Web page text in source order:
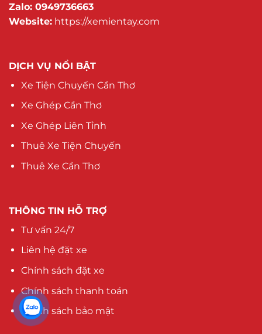
Zalo: 0949736663
Website: https://xemientay.com
DỊCH VỤ NỔI BẬT
Xe Tiện Chuyến Cần Thơ
Xe Ghép Cần Thơ
Xe Ghép Liên Tỉnh
Thuê Xe Tiện Chuyến
Thuê Xe Cần Thơ
THÔNG TIN HỖ TRỢ
Tư vấn 24/7
Liên hệ đặt xe
Chính sách đặt xe
Chính sách thanh toán
Chính sách bảo mật